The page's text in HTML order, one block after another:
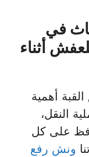
في
أثناء
أهمية
النقل،
على كل
ونش رفع